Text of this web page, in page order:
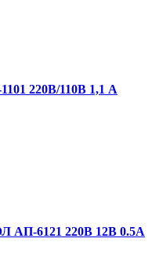
220В/110В 1,1 А
AП-6121 220В 12B 0.5A